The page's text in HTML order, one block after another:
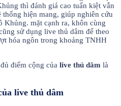
thì đánh giá cao tuấn kiệt vẫn
hiện mang, giúp nghiên cứu
Khủng. mặt cạnh ra, khôn cùng
sử dụng live thủ dâm để theo
hóa ngôn trong khoảng TNHH
điểm cộng của live thủ dâm là
live thủ dâm